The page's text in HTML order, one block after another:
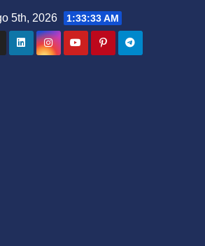
5th, 2026 1:33:34 AM